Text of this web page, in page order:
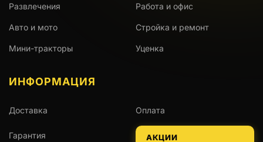
Развлечения Работа и офис
Авто и мото Стройка и ремонт
Мини-тракторы Уценка
ИНФОРМАЦИЯ
Доставка Оплата
Гарантия АКЦИИ